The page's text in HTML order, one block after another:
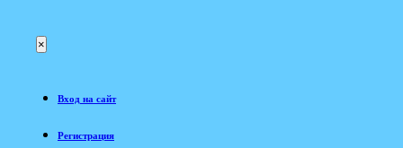
×
Вход на сайт
Регистрация